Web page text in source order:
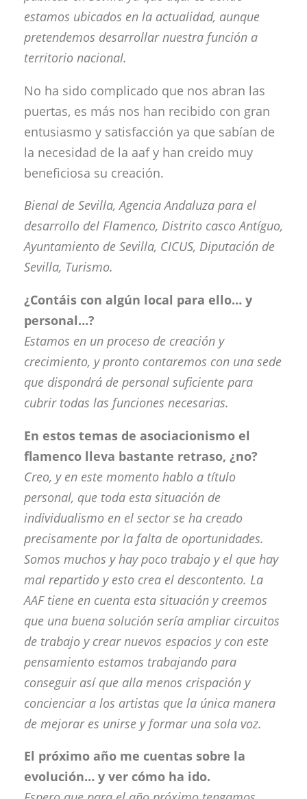
estamos ubicados en la actualidad, aunque
pretendemos desarrollar nuestra función a
territorio nacional.
No ha sido complicado que nos abran las
puertas, es más nos han recibido con gran
entusiasmo y satisfacción ya que sabían de
la necesidad de la aaf y han creido muy
beneficiosa su creación.
Bienal de Sevilla, Agencia Andaluza para el
desarrollo del Flamenco, Distrito casco Antíguo,
Ayuntamiento de Sevilla, CICUS, Diputación de
Sevilla, Turismo.
¿Contáis con algún local para ello… y
personal…?
Estamos en un proceso de creación y
crecimiento, y pronto contaremos con una sede
que dispondrá de personal suficiente para
cubrir todas las funciones necesarias.
En estos temas de asociacionismo el
flamenco lleva bastante retraso, ¿no?
Creo, y en este momento hablo a título
personal, que toda esta situación de
individualismo en el sector se ha creado
precisamente por la falta de oportunidades.
Somos muchos y hay poco trabajo y el que hay
mal repartido y esto crea el descontento. La
AAF tiene en cuenta esta situación y creemos
que una buena solución sería ampliar circuitos
de trabajo y crear nuevos espacios y con este
pensamiento estamos trabajando para
conseguir así que alla menos crispación y
concienciar a los artistas que la única manera
de mejorar es unirse y formar una sola voz.
El próximo año me cuentas sobre la
evolución… y ver cómo ha ido.